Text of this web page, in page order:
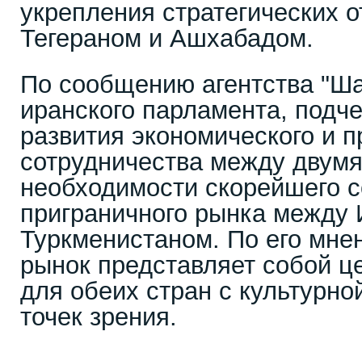
укрепления стратегических
Тегераном и Ашхабадом.
По сообщению агентства
иранского парламента,
развития экономического и
сотрудничества между
необходимости скорейшего
приграничного рынка
Туркменистаном. По его
рынок представляет собой
для обеих стран с
точек зрения.